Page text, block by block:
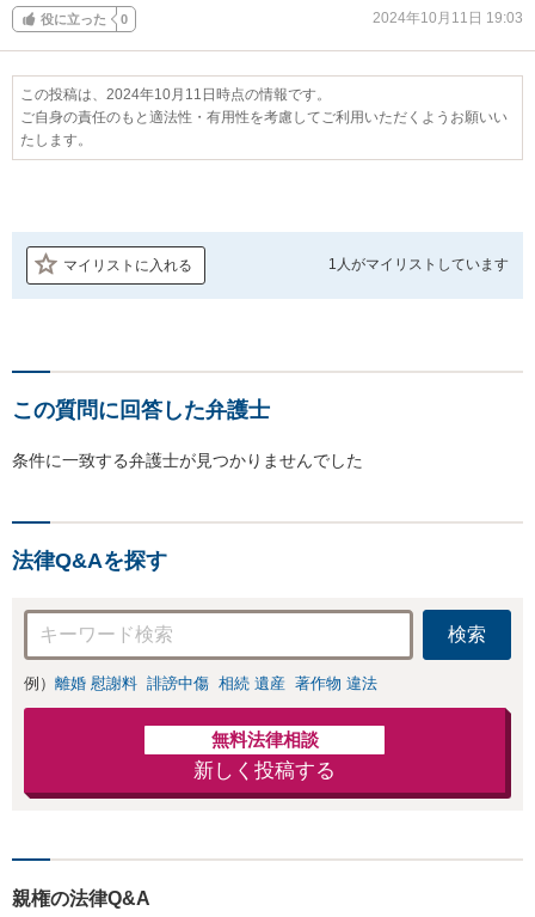
役に立った 0 2024年10月11日 19:03
この投稿は、2024年10月11日時点の情報です。
ご自身の責任のもと適法性・有用性を考慮してご利用いただくようお願いい
たします。
マイリストに入れる 1人がマイリストしています
この質問に回答した弁護士
条件に一致する弁護士が見つかりませんでした
法律Q&Aを探す
検索
例） 離婚 慰謝料 誹謗中傷 相続 遺産 著作物 違法
無料法律相談
新しく投稿する
親権の法律Q&A